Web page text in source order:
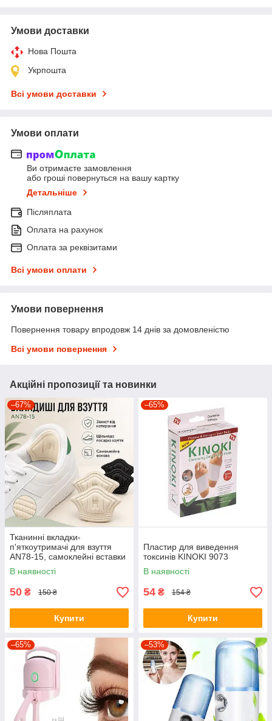
Умови доставки
Нова Пошта
Укрпошта
Всі умови доставки
Умови оплати
Ви отримаєте замовлення
або гроші повернуться на вашу картку
Детальніше
Післяплата
Оплата на рахунок
Оплата за реквізитами
Всі умови оплати
Умови повернення
Повернення товару впродовж 14 днів за домовленістю
Всі умови повернення
Акційні пропозиції та новинки
–67%
Тканинні вкладки-
п'яткоутримачі для взуття
AN78-15, самоклейні вставки
від натирання та мозолів, для
зменшення розміру взуття
В наявності
50 ₴ 150 ₴
Купити
–65%
Пластир для виведення
токсинів KINOKI 9073
В наявності
54 ₴ 154 ₴
Купити
–65% –53%